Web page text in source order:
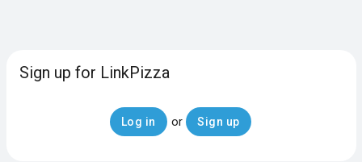
Sign up for LinkPizza
Log in or Sign up